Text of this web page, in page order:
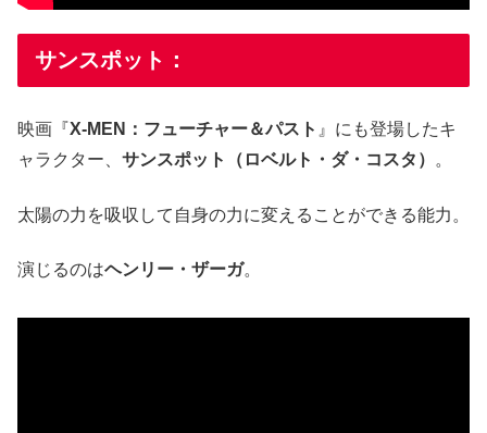
サンスポット：
映画『X-MEN：フューチャー＆パスト 』にも登場したキ
ャラクター、 サンスポット（ロベルト・ダ・コスタ） 。
太陽の力を吸収して自身の力に変えることができる能力。
演じるのはヘンリー・ザーガ。